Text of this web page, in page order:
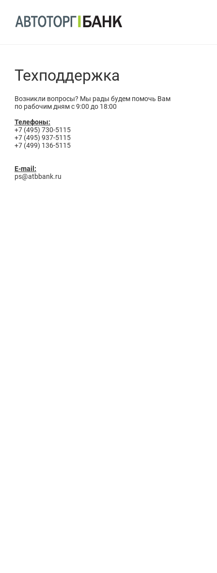
Техподдержка
Возникли вопросы? Мы рады будем помочь Вам
по рабочим дням с 9:00 до 18:00
Телефоны:
+7 (495) 730-5115
+7 (495) 937-5115
+7 (499) 136-5115
E-mail:
ps@atbbank.ru